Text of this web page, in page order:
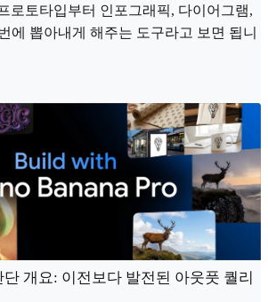
로토타입부터 인포그래픽, 다이어그램,
에 뽑아내게 해주는 도구라고 보면 됩니
개요: 이전보다 발전된 아웃풋 퀄리